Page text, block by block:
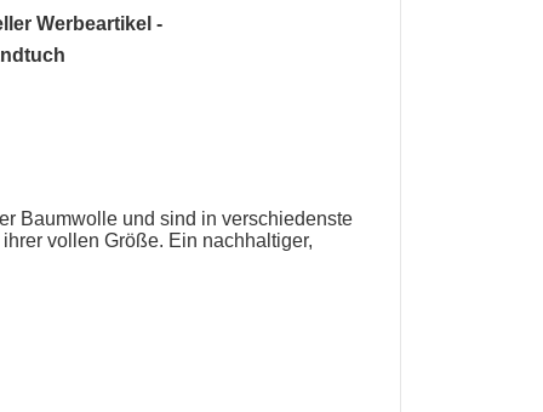
Werbeartikel -
Baumwolle und sind in verschiedenste
vollen Größe. Ein nachhaltiger,